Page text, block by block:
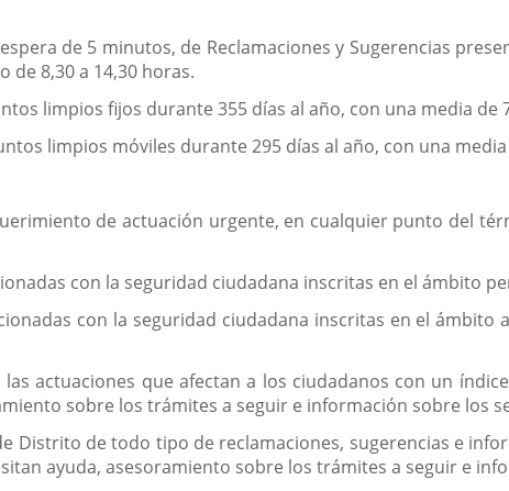
de 5 minutos, de Reclamaciones y Sugerencias
de 8,30 a 14,30 horas.
limpios fijos durante 355 días al año, con una media de
limpios móviles durante 295 días al año, con una
de actuación urgente, en cualquier punto del
con la seguridad ciudadana inscritas en el ámbito
con la seguridad ciudadana inscritas en el
actuaciones que afectan a los ciudadanos con un
sobre los trámites a seguir e información sobre los
Distrito de todo tipo de reclamaciones, sugerencias e
ayuda, asesoramiento sobre los trámites a seguir e